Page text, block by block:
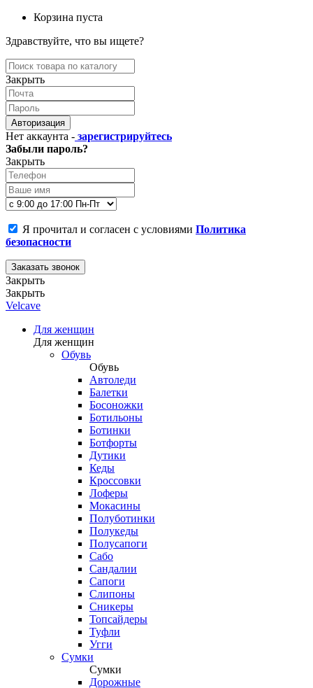
Корзина пуста
Здравствуйте, что вы ищете?
Закрыть
Авторизация
Нет аккаунта - зарегистрируйтесь
Забыли пароль?
Закрыть
Я прочитал и согласен с условиями Политика
безопасности
Заказать звонок
Закрыть
Закрыть
Velcave
Для женщин
Для женщин
Обувь
Обувь
Автоледи
Балетки
Босоножки
Ботильоны
Ботинки
Ботфорты
Дутики
Кеды
Кроссовки
Лоферы
Мокасины
Полуботинки
Полукеды
Полусапоги
Сабо
Сандалии
Сапоги
Слипоны
Сникеры
Топсайдеры
Туфли
Угги
Сумки
Сумки
Дорожные